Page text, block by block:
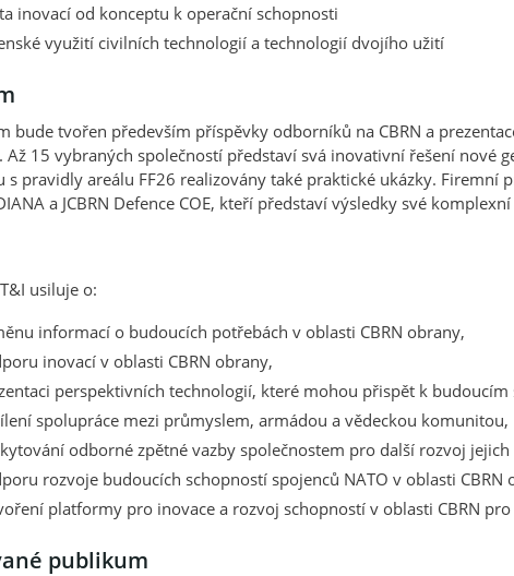
inovací od konceptu k operační schopnosti
využití civilních technologií a technologií dvojího užití
bude tvořen především příspěvky odborníků na CBRN a
Až 15 vybraných společností představí svá inovativní řešení nové
s pravidly areálu FF26 realizovány také praktické ukázky.
a JCBRN Defence COE, kteří představí výsledky své
usiluje o:
informací o budoucích potřebách v oblasti CBRN obrany,
inovací v oblasti CBRN obrany,
perspektivních technologií, které mohou přispět k budoucím
spolupráce mezi průmyslem, armádou a vědeckou komunitou,
odborné zpětné vazby společnostem pro další rozvoj jejich
rozvoje budoucích schopností spojenců NATO v oblasti CBRN
platformy pro inovace a rozvoj schopností v oblasti CBRN
publikum